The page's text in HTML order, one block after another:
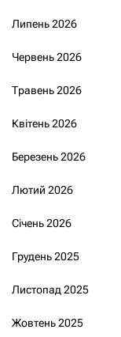
Липень 2026
Червень 2026
Травень 2026
Квітень 2026
Березень 2026
Лютий 2026
Січень 2026
Грудень 2025
Листопад 2025
Жовтень 2025